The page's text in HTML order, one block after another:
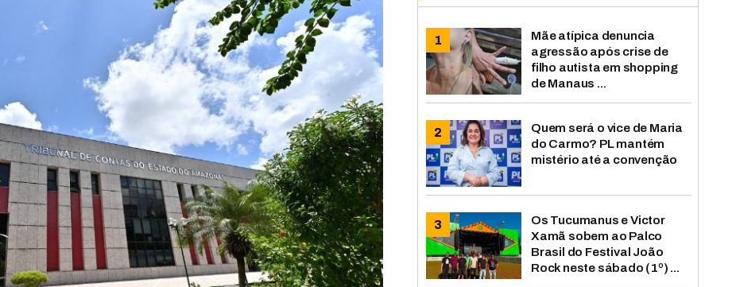
Mãe atípica denuncia
agressão após crise de
filho autista em shopping
de Manaus ...
Quem será o vice de Maria
do Carmo? PL mantém
mistério até a convenção
Os Tucumanus e Victor
Xamã sobem ao Palco
Brasil do Festival João
Rock neste sábado (1º) ...